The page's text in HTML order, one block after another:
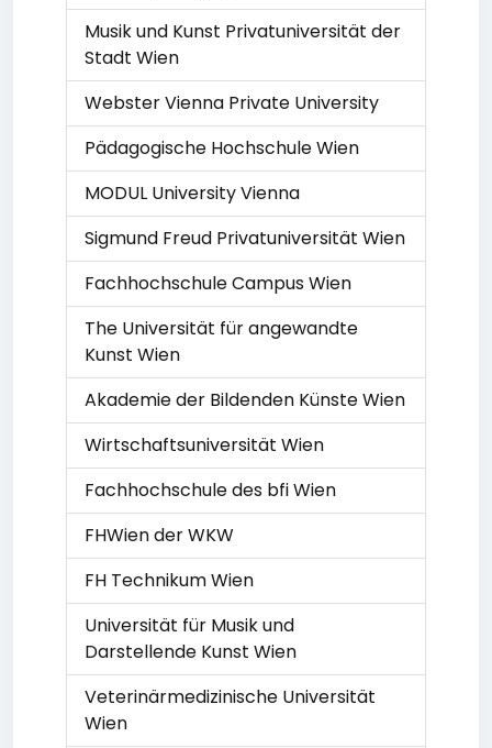
Musik und Kunst Privatuniversität der
Stadt Wien
Webster Vienna Private University
Pädagogische Hochschule Wien
MODUL University Vienna
Sigmund Freud Privatuniversität Wien
Fachhochschule Campus Wien
The Universität für angewandte
Kunst Wien
Akademie der Bildenden Künste Wien
Wirtschaftsuniversität Wien
Fachhochschule des bfi Wien
FHWien der WKW
FH Technikum Wien
Universität für Musik und
Darstellende Kunst Wien
Veterinärmedizinische Universität
Wien